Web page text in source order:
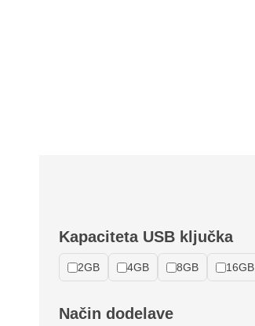
Kapaciteta USB ključka
2GB 4GB 8GB 16GB
Način dodelave